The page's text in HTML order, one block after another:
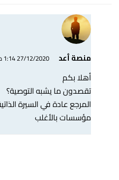
منصة أعد 27/12/2020 1:14 ص
أهلا بكم
تقصدون ما يشبه التوصية؟
المرجع عادة في السيرة
مؤسسات بالأغلب